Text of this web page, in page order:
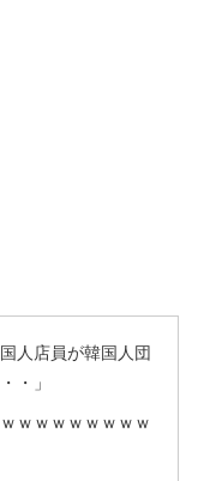
人店員が韓国人団
・」
ｗｗｗｗｗｗｗｗ